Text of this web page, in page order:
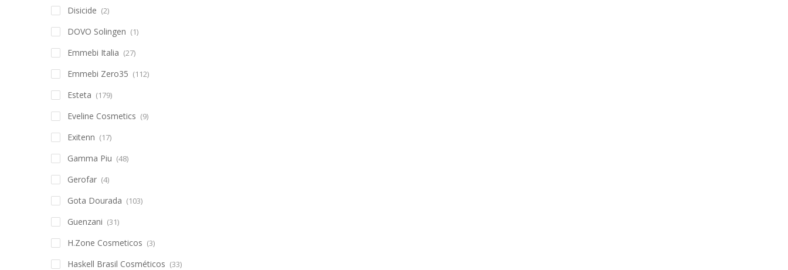
Disicide (2)
DOVO Solingen (1)
Emmebi Italia (27)
Emmebi Zero35 (112)
Esteta (179)
Eveline Cosmetics (9)
Exitenn (17)
Gamma Piu (48)
Gerofar (4)
Gota Dourada (103)
Guenzani (31)
H.Zone Cosmeticos (3)
Haskell Brasil Cosméticos (33)